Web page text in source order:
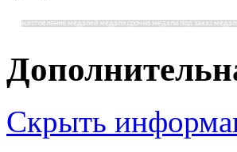
изготовление медалей медали срочно медали под заказ
Скрыть